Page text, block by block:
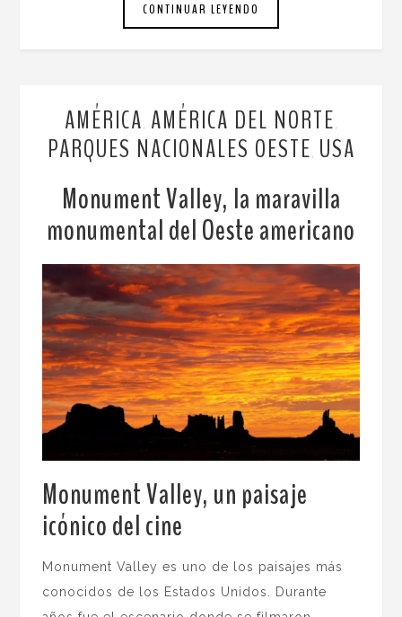
CONTINUAR LEYENDO
AMÉRICA AMÉRICA DEL NORTE
PARQUES NACIONALES OESTE USA
Monument Valley, la maravilla
monumental del Oeste americano
Monument Valley, un paisaje
icónico del cine
Monument Valley es uno de los paisajes más
conocidos de los Estados Unidos. Durante